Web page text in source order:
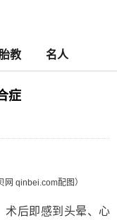
胎教 名人
症
qinbei.com配图）
术后即感到头晕、心